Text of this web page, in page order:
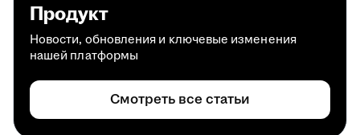
Продукт
Новости, обновления и ключевые изменения
нашей платформы
Смотреть все статьи